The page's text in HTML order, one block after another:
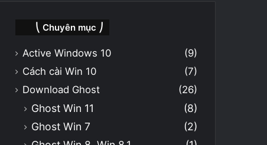
⎝ Chuyên mục ⎠
Active Windows 10
(9)
Cách cài Win 10
(7)
Download Ghost
(26)
Ghost Win 11
(8)
Ghost Win 7
(2)